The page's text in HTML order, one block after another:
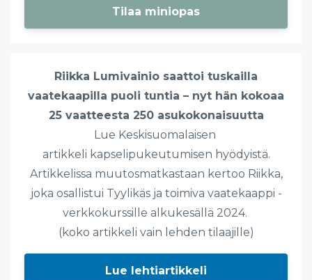
Tilaa miniopas
Riikka Lumivainio saattoi tuskailla
vaatekaapilla puoli tuntia – nyt hän kokoaa
25 vaatteesta 250 asukokonaisuutta
Lue Keskisuomalaisen
artikkeli kapselipukeutumisen hyödyistä.
Artikkelissa muutosmatkastaan kertoo Riikka,
joka osallistui Tyylikäs ja toimiva vaatekaappi -
verkkokurssille alkukesällä 2024.
(koko artikkeli vain lehden tilaajille)
Lue lehtiartikkeli